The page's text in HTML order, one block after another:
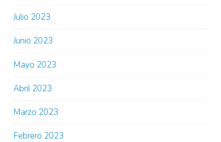
Julio 2023
Junio 2023
Mayo 2023
Abril 2023
Marzo 2023
Febrero 2023